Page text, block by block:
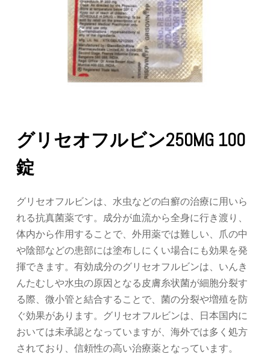
グリセオフルビン250MG 100
錠
グリセオフルビンは、水虫などの白癬の治療に用いら
れる抗真菌薬です。成分が血流から全身に行き渡り、
体内から作用することで、外用薬では難しい、爪の中
や陰部などの患部には塗布しにくい場合にも効果を発
揮できます。有効成分のグリセオフルビンは、いんき
んたむしや水虫の原因となる皮膚糸状菌が細胞分裂す
る際、微小管と結合することで、菌の分裂や増殖を防
ぐ効果があります。グリセオフルビンは、日本国内に
おいては未承認となっていますが、海外では多く処方
されており、信頼性の高い治療薬となっています。